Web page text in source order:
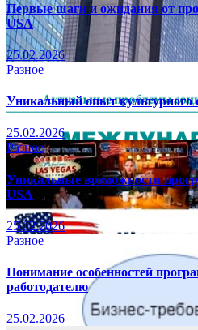
Первые шаги и ожидания от
USA
25.02.2026
Разное
Уникальный опыт культурного
25.02.2026
Разное
Уникальные возможности
USA
25.02.2026
Разное
Понимание особенностей
работодателю
25.02.2026